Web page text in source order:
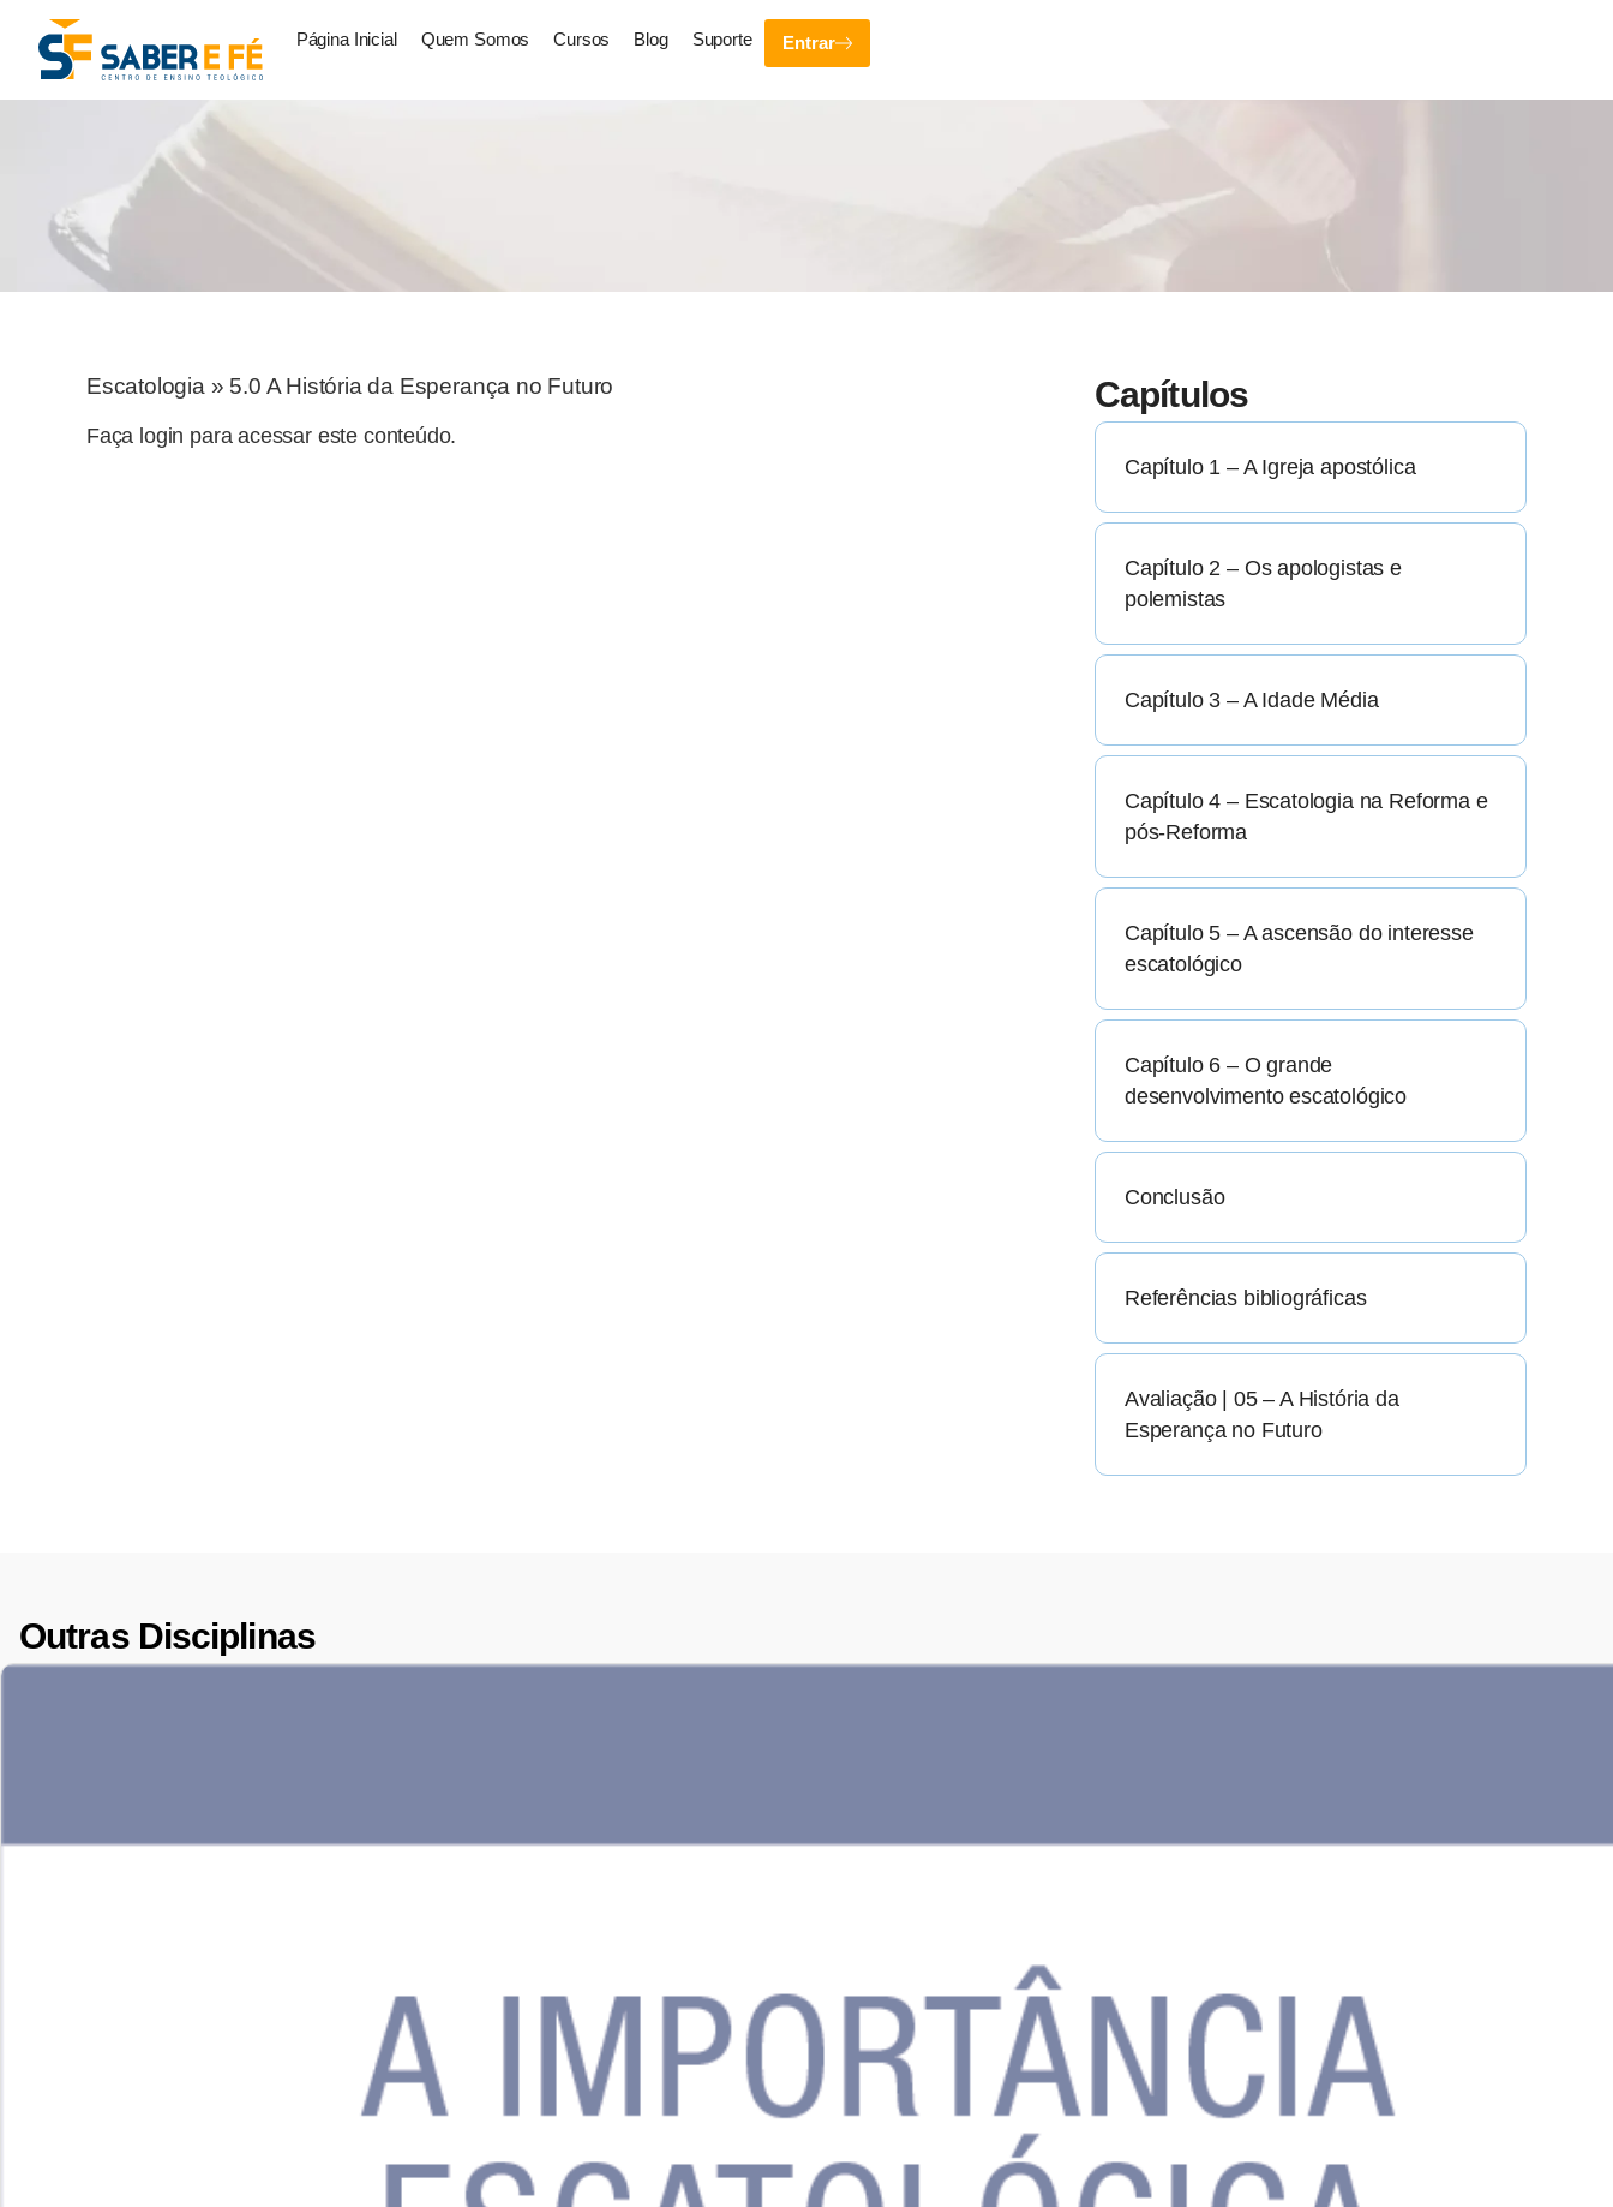
Página Inicial Quem Somos Cursos Blog Suporte Entrar
Escatologia » 5.0 A História da Esperança no Futuro
Faça login para acessar este conteúdo.
Capítulos
Capítulo 1 – A Igreja apostólica
Capítulo 2 – Os apologistas e
polemistas
Capítulo 3 – A Idade Média
Capítulo 4 – Escatologia na Reforma e
pós-Reforma
Capítulo 5 – A ascensão do interesse
escatológico
Capítulo 6 – O grande
desenvolvimento escatológico
Conclusão
Referências bibliográficas
Avaliação | 05 – A História da
Esperança no Futuro
Outras Disciplinas